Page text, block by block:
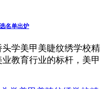
名单出炉
学美甲美睫纹绣学校精
教育行业的标杆，美甲